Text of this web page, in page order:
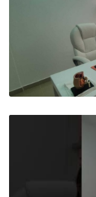
La doctora
todo con
Me sentí